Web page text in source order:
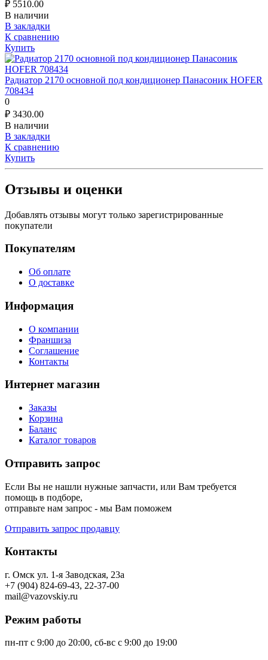
₽ 5510.00
В наличии
В закладки
К сравнению
Купить
Радиатор 2170 основной под кондиционер Панасоник HOFER
708434
0
₽ 3430.00
В наличии
В закладки
К сравнению
Купить
Отзывы и оценки
Добавлять отзывы могут только зарегистрированные
покупатели
Покупателям
Об оплате
О доставке
Информация
О компании
Франшиза
Соглашение
Контакты
Интернет магазин
Заказы
Корзина
Баланс
Каталог товаров
Отправить запрос
Если Вы не нашли нужные запчасти, или Вам требуется
помощь в подборе,
отправьте нам запрос - мы Вам поможем
Отправить запрос продавцу
Контакты
г. Омск ул. 1-я Заводская, 23а
+7 (904) 824-69-43, 22-37-00
mail@vazovskiy.ru
Режим работы
пн-пт с 9:00 до 20:00, сб-вс с 9:00 до 19:00